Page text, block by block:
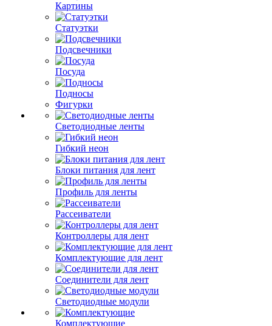
Картины
Статуэтки
Подсвечники
Посуда
Подносы
Фигурки
Светодиодные ленты
Гибкий неон
Блоки питания для лент
Профиль для ленты
Рассеиватели
Контроллеры для лент
Комплектующие для лент
Соединители для лент
Светодиодные модули
Комплектующие